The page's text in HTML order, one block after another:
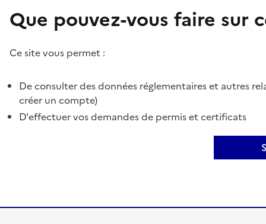
Que pouvez-vous faire sur
Ce site vous permet :
De consulter des données réglementaires et autres
créer un compte)
D'effectuer vos demandes de permis et certificats